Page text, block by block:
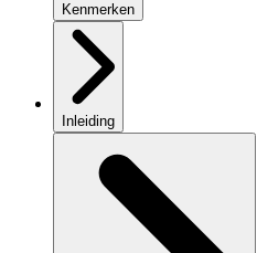
Kenmerken
Inleiding